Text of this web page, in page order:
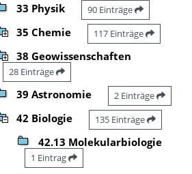
33 Physik 90 Einträge
35 Chemie 117 Einträge
38 Geowissenschaften
28 Einträge
39 Astronomie 2 Einträge
42 Biologie 135 Einträge
42.13 Molekularbiologie
1 Eintrag